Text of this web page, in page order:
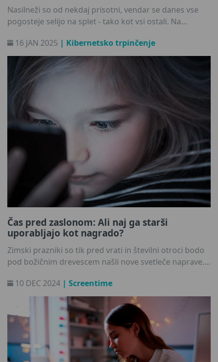
Nasilneži so od nekdaj prisotni, vendar se danes vse
pogosteje selijo na splet - tako kot vsi ostali. Na
Instagram, je veliko trolov, sovražnikov in kibernetskih
nasilnežev. Prej ali slej se bo z njimi srečal tudi vaš
otrok. V tem članku vam bomo pojasnili, kako ostati
zaščiten in katere ukrepe morate sprejeti, če vi ali vaš
otrok postanete tarča kibernetskega nasilneža.
16 JAN 2025 | Kibernetsko trpinčenje
Čas pred zaslonom: Ali naj ga starši
uporabljajo kot nagrado?
Zimski prazniki so tik pred vrati in številni otroci bodo
pod božičnim drevescem našli nove svetleče naprave.
vprašanjem: ali naj bo čas pred zaslonom res nagrada?
Združili smo moči z otroško psihologinjo Jarmilo
Tomkovo in raziskali, zakaj ta na videz neškodljiva
praksa morda ni najboljša poteza - in kakšne
alternative bi lahko poskrbele za bolj gladko in srečno
družinsko rutino.
10 DEC 2024 | Screentime